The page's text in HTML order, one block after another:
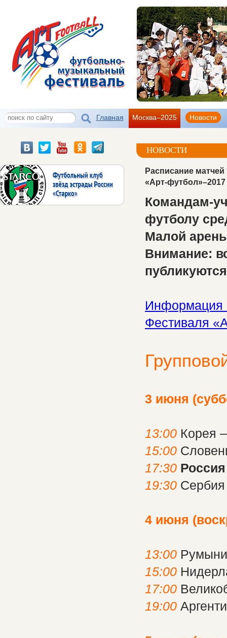
Главная Москва–2025 Новости
НОВОСТИ
Расписание
«Арт-футбол»–2017
Командам-
футболу
Малой
Внимание:
Информация
Фестиваля
3 июня
13:00 Корея
15:00
17:30 Россия
19:30
4 июня
13:00
15:00
17:00
19:00